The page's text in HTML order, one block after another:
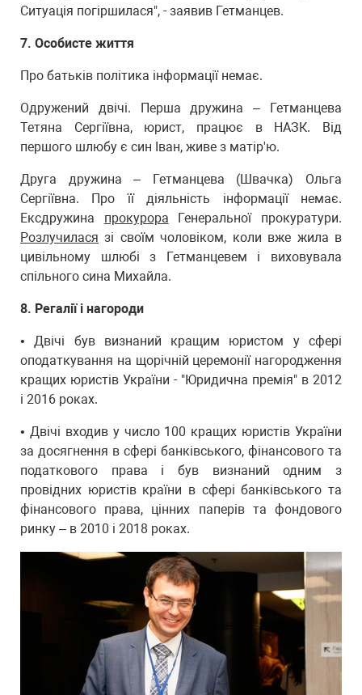
Ситуація погіршилася", - заявив Гетманцев.
7. Особисте життя
Про батьків політика інформації немає.
Одружений двічі. Перша дружина – Гетманцева
Тетяна Сергіївна, юрист, працює в НАЗК. Від
першого шлюбу є син Іван, живе з матір'ю.
Друга дружина – Гетманцева (Швачка) Ольга
Сергіївна. Про її діяльність інформації немає.
Ексдружина прокурора Генеральної прокуратури.
Розлучилася зі своїм чоловіком, коли вже жила в
цивільному шлюбі з Гетманцевем і виховувала
спільного сина Михайла.
8. Регалії і нагороди
• Двічі був визнаний кращим юристом у сфері
оподаткування на щорічній церемонії нагородження
кращих юристів України - "Юридична премія" в 2012
і 2016 роках.
• Двічі входив у число 100 кращих юристів України
за досягнення в сфері банківського, фінансового та
податкового права і був визнаний одним з
провідних юристів країни в сфері банківського та
фінансового права, цінних паперів та фондового
ринку – в 2010 і 2018 роках.